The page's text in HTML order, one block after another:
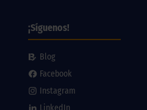
¡Síguenos!
Blog
Facebook
Instagram
LinkedIn